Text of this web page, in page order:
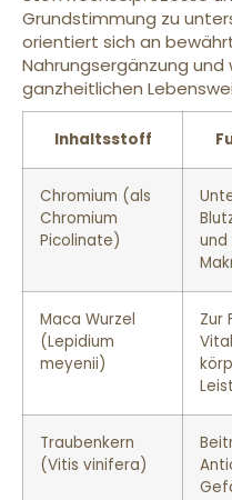
Grundstimmung zu
orientiert sich an
Nahrungsergänzung und
ganzheitlichen
Inhaltsstoff
Chromium (als
Chromium
Picolinate)
und
Maca Wurzel
(Lepidium
meyenii)
Zur
Traubenkern
(Vitis vinifera)